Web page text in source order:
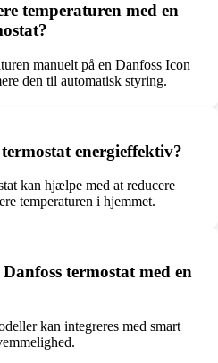
temperaturen med en
manuelt på en Danfoss Icon
den til automatisk styring.
energieffektiv?
kan hjælpe med at reducere
temperaturen i hjemmet.
termostat med en
kan integreres med smart